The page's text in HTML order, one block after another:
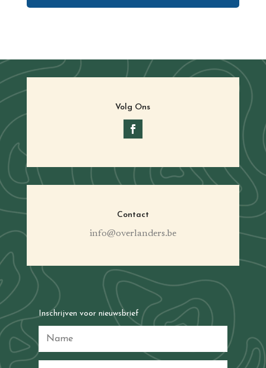
Volg Ons
Contact
info@overlanders.be
Inschrijven voor nieuwsbrief